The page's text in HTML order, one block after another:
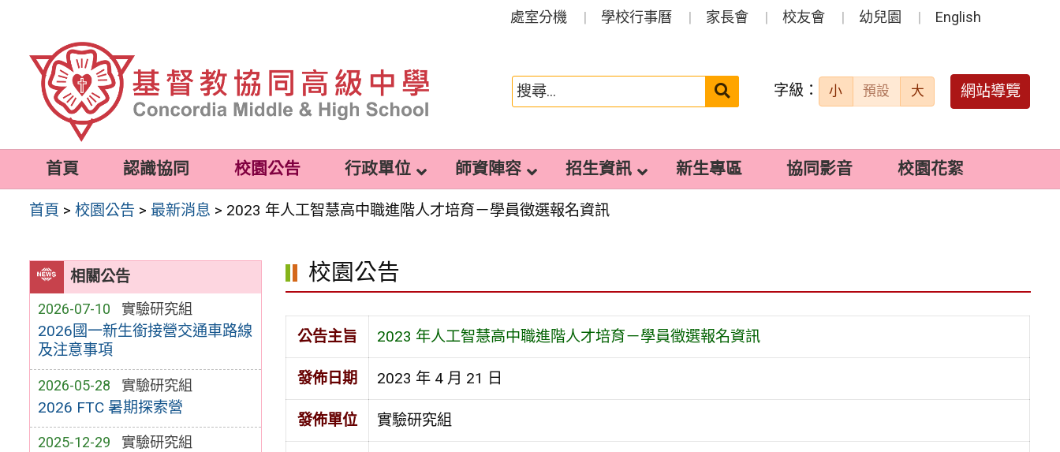
容
處室分機 學校行事曆 家長會 校友會 幼兒園 English
搜
送出 字級： 小 預設 大 網站導覽
首頁 認識協同 校園公告 行政單位 師資陣容 招生資訊 新生專區 協同影音 校園花絮
首頁 >校園公告 > 最新消息 > 2023 年人工智慧高中職進階人才培育－學員徵選報名資訊
相關公告
2026-07-10 實驗研究組
2026國一新生銜接營交通車路線
及注意事項
2026-05-28 實驗研究組
2026 FTC 暑期探索營
2025-12-29 實驗研究組
校園公告
公告主旨 2023 年人工智慧高中職進階人才培育－學員徵選報名資訊
發佈日期 2023 年 4 月 21 日
發佈單位 實驗研究組